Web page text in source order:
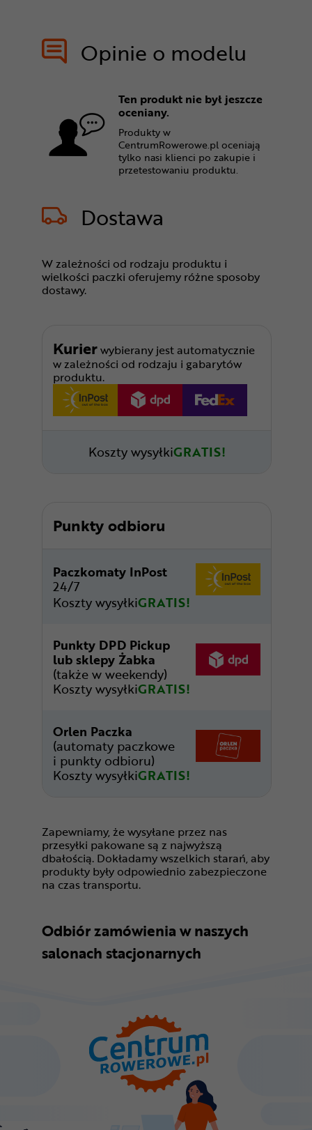
Opinie o modelu
Ten produkt nie był jeszcze
oceniany.
Produkty w
CentrumRowerowe.pl oceniają
tylko nasi klienci po zakupie i
przetestowaniu produktu.
Dostawa
W zależności od rodzaju produktu i
wielkości paczki oferujemy różne sposoby
dostawy.
Kurierwybierany jest automatycznie
w zależności od rodzaju i gabarytów
produktu.
Koszty wysyłkiGRATIS!
Punkty odbioru
Paczkomaty InPost
24/7
Koszty wysyłkiGRATIS!
Punkty DPD Pickup
lub sklepy Żabka
(także w weekendy)
Koszty wysyłkiGRATIS!
Orlen Paczka
(automaty paczkowe
i punkty odbioru)
Koszty wysyłkiGRATIS!
Zapewniamy, że wysyłane przez nas
przesyłki pakowane są z najwyższą
dbałością. Dokładamy wszelkich starań, aby
produkty były odpowiednio zabezpieczone
na czas transportu.
Odbiór zamówienia w naszych
salonach stacjonarnych